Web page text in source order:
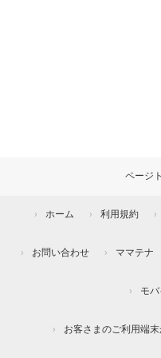
ページ
ホーム 利用規約
お問い合わせ ママテナ
モ
お客さまのご利用端